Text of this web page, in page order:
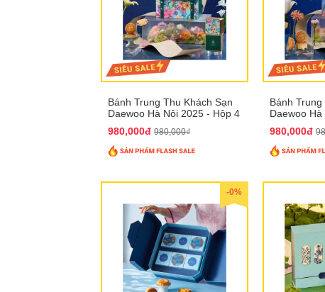
Bánh Trung Thu Khách Sạn
Daewoo Hà Nội 2025 - Hộp 4
980,000đ 980,000₫
Bánh
Daewoo
980,000đ
-0%